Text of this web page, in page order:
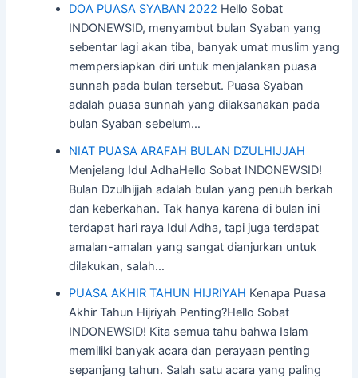
DOA PUASA SYABAN 2022 Hello Sobat
INDONEWSID, menyambut bulan Syaban yang
sebentar lagi akan tiba, banyak umat muslim yang
mempersiapkan diri untuk menjalankan puasa
sunnah pada bulan tersebut. Puasa Syaban
adalah puasa sunnah yang dilaksanakan pada
bulan Syaban sebelum…
NIAT PUASA ARAFAH BULAN DZULHIJJAH
Menjelang Idul AdhaHello Sobat INDONEWSID!
Bulan Dzulhijjah adalah bulan yang penuh berkah
dan keberkahan. Tak hanya karena di bulan ini
terdapat hari raya Idul Adha, tapi juga terdapat
amalan-amalan yang sangat dianjurkan untuk
dilakukan, salah…
PUASA AKHIR TAHUN HIJRIYAH Kenapa Puasa
Akhir Tahun Hijriyah Penting?Hello Sobat
INDONEWSID! Kita semua tahu bahwa Islam
memiliki banyak acara dan perayaan penting
sepanjang tahun. Salah satu acara yang paling